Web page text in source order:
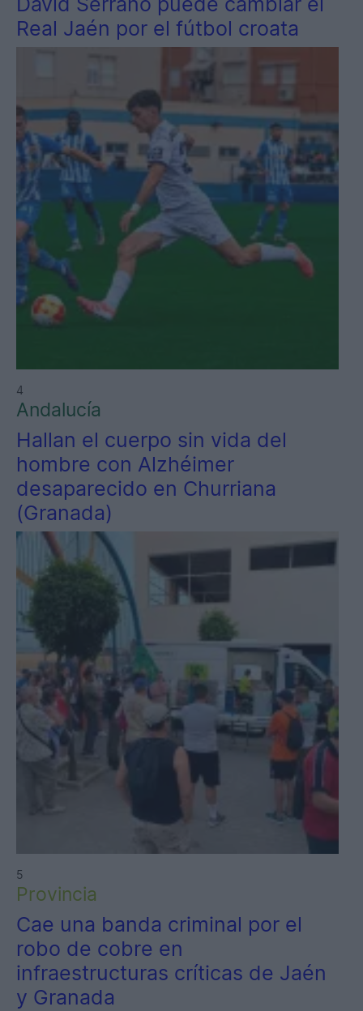
Real Jaén por el fútbol croata
4
Andalucía
Hallan el cuerpo sin vida del
hombre con Alzhéimer
desaparecido en Churriana
(Granada)
5
Provincia
Cae una banda criminal por el
robo de cobre en
infraestructuras críticas de Jaén
y Granada